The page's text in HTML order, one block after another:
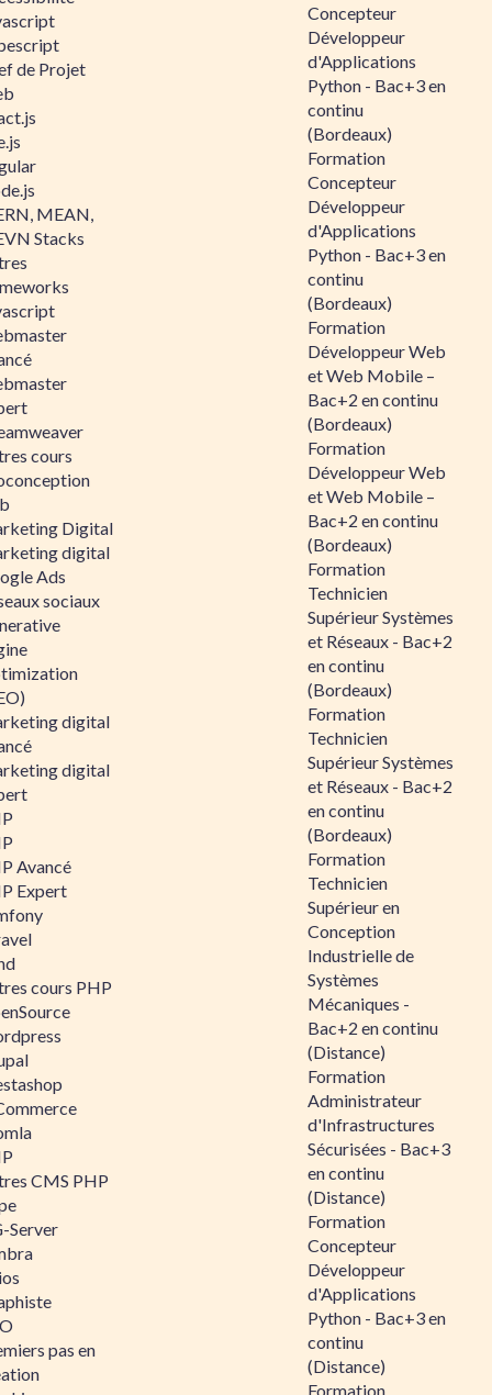
de Projet
MEAN,
Stacks
cours
Digital
digital
Ads
sociaux
digital
digital
Avancé
Expert
cours PHP
CMS PHP
Server
pas en
Concepteur
Développeur
d'Applications
Python - Bac+3 en
continu
(Bordeaux)
Formation
Concepteur
Développeur
d'Applications
Python - Bac+3 en
continu
(Bordeaux)
Formation
Développeur Web
et Web Mobile –
Bac+2 en continu
(Bordeaux)
Formation
Développeur Web
et Web Mobile –
Bac+2 en continu
(Bordeaux)
Formation
Technicien
Supérieur Systèmes
et Réseaux - Bac+2
en continu
(Bordeaux)
Formation
Technicien
Supérieur Systèmes
et Réseaux - Bac+2
en continu
(Bordeaux)
Formation
Technicien
Supérieur en
Conception
Industrielle de
Systèmes
Mécaniques -
Bac+2 en continu
(Distance)
Formation
Administrateur
d'Infrastructures
Sécurisées - Bac+3
en continu
(Distance)
Formation
Concepteur
Développeur
d'Applications
Python - Bac+3 en
continu
(Distance)
Formation